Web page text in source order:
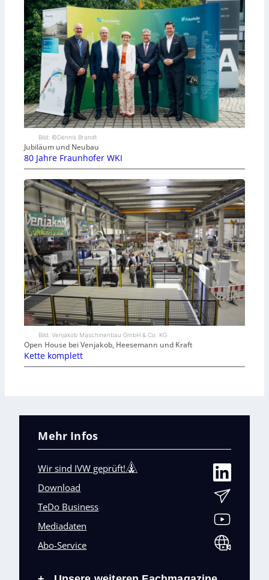
Bild: ©Dennis Brandt
Jubiläum und Neubau
80 Jahre Fraunhofer WKI
Bild: Venjakob Maschinenbau GmbH & Co. KG
Open House bei Venjakob, Heesemann und Kraft
Kette komplett
Mehr Infos
Wir sind IVW geprüft!
Download
TeDo Business
Mediadaten
Abo-Service